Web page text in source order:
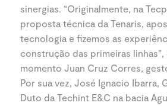
sinergias. “Originalmente, na
proposta técnica da Tenaris,
tecnologia e fizemos as
construção das primeiras
momento Juan Cruz Corres,
Por sua vez, José Ignacio Ibarra,
Duto da Techint E&C na bacia